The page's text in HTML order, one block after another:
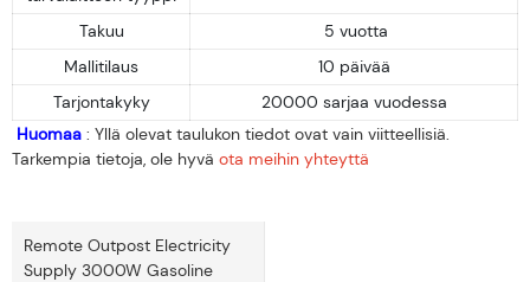
Takuu
5 vuotta
Mallitilaus
10 päivää
Tarjontakyky
20000 sarjaa vuodessa
Huomaa : Yllä olevat taulukon tiedot ovat vain viitteellisiä.
Tarkempia tietoja, ole hyvä ota meihin yhteyttä
Remote Outpost Electricity
Supply 3000W Gasoline